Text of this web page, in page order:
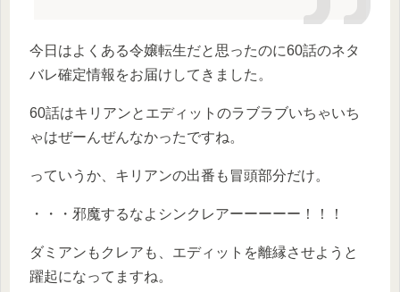
今日はよくある令嬢転生だと思ったのに60話のネタ
バレ確定情報をお届けしてきました。
60話はキリアンとエディットのラブラブいちゃいち
ゃはぜーんぜんなかったですね。
っていうか、キリアンの出番も冒頭部分だけ。
・・・邪魔するなよシンクレアーーーーー！！！
ダミアンもクレアも、エディットを離縁させようと
躍起になってますね。